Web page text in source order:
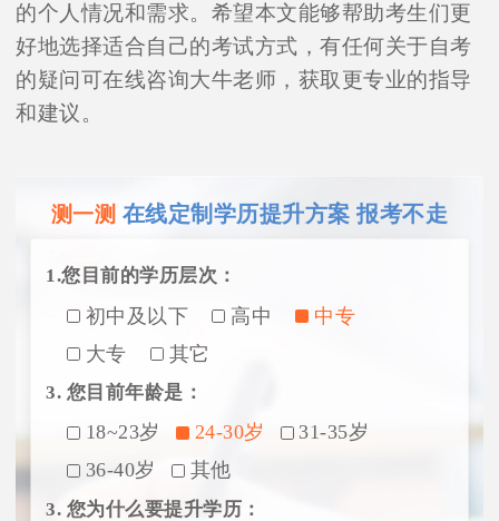
的个人情况和需求。希望本文能够帮助考生们更
好地选择适合自己的考试方式，有任何关于自考
的疑问可在线咨询大牛老师，获取更专业的指导
和建议。
测一测 在线定制学历提升方案 报考不走
1.您目前的学历层次：
初中及以下 高中
中专
大专
其它
3. 您目前年龄是：
18~23岁 24-30岁
31-35岁
36-40岁
其他
3. 您为什么要提升学历：